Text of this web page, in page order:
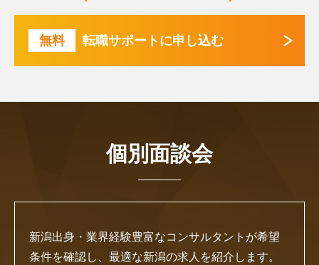
無料 転職サポートに申し込む
個別面談会
新潟出身・業界経験豊富なコンサルタントが希望
条件を確認し、最適な新潟の求人を紹介します。